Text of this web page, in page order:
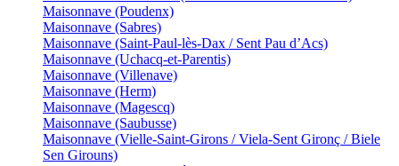
Maisonnave (Poudenx)
Maisonnave (Sabres)
Maisonnave (Saint-Paul-lès-Dax / Sent Pau d’Acs)
Maisonnave (Uchacq-et-Parentis)
Maisonnave (Villenave)
Maisonnave (Herm)
Maisonnave (Magescq)
Maisonnave (Saubusse)
Maisonnave (Vielle-Saint-Girons / Viela-Sent Gironç / Biele
Sen Girouns)